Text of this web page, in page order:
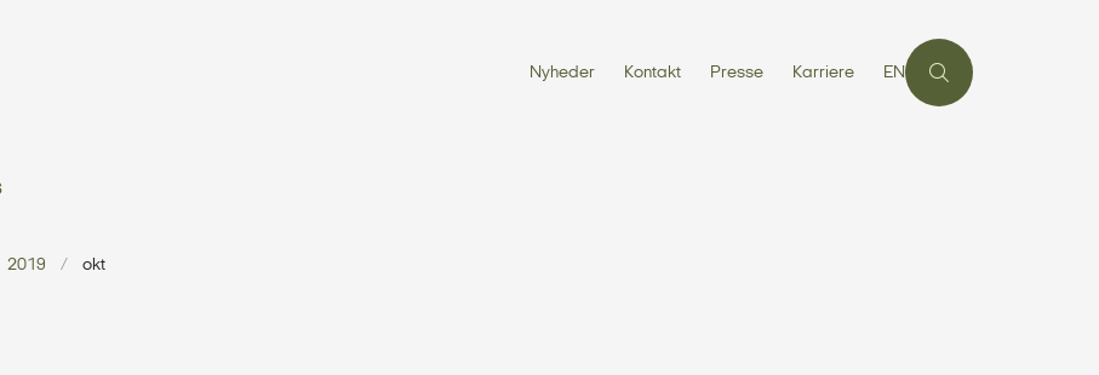
Nyheder Kontakt Presse Karriere EN
2019 okt